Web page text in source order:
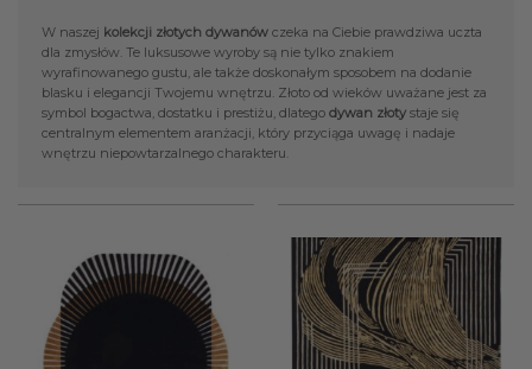
W naszej kolekcji złotych dywanów czeka na Ciebie prawdziwa uczta
dla zmysłów. Te luksusowe wyroby są nie tylko znakiem
wyrafinowanego gustu, ale także doskonałym sposobem na dodanie
blasku i elegancji Twojemu wnętrzu. Złoto od wieków uważane jest za
symbol bogactwa, dostatku i prestiżu, dlatego dywan złoty staje się
centralnym elementem aranżacji, który przyciąga uwagę i nadaje
wnętrzu niepowtarzalnego charakteru.